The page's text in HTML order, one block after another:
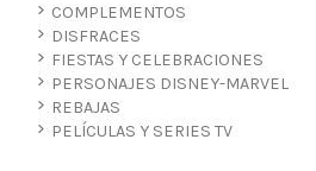
COMPLEMENTOS
DISFRACES
FIESTAS Y CELEBRACIONES
PERSONAJES DISNEY-MARVEL
REBAJAS
PELÍCULAS Y SERIES TV